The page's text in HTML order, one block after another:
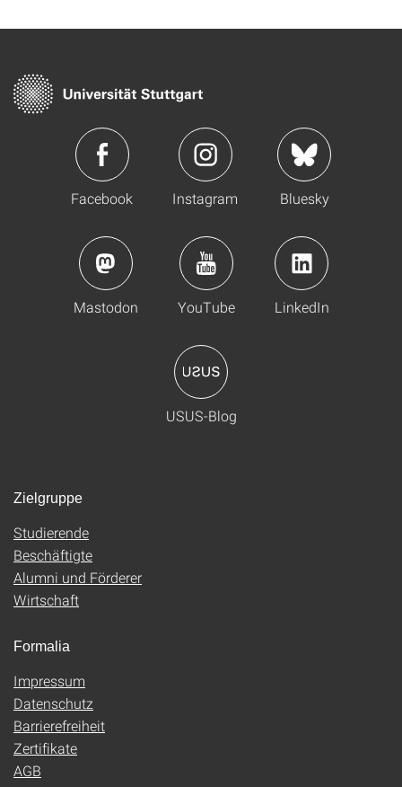
Facebook Instagram Bluesky
Mastodon YouTube LinkedIn
USUS-Blog
Zielgruppe
Studierende
Beschäftigte
Alumni und Förderer
Wirtschaft
Formalia
Impressum
Datenschutz
Barrierefreiheit
Zertifikate
AGB